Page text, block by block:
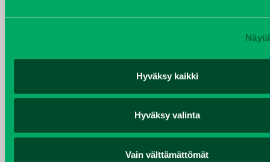
Hyväksy kaikki
Hyväksy valinta
Vain välttämättömät
christer.lonnberg@j-trading.fi
KIMMO NUUTINEN
Taajama- ja viheralueiden hoitokoneet ja
Vuokrakoneet
Puh 040 4814 189
etunimi.sukunimi@j-trading.fi